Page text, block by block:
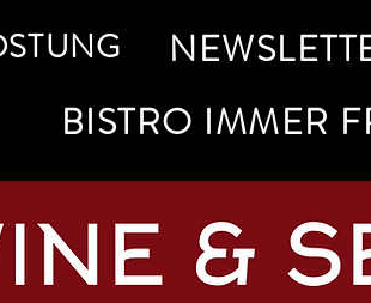
BISTRO IMMER